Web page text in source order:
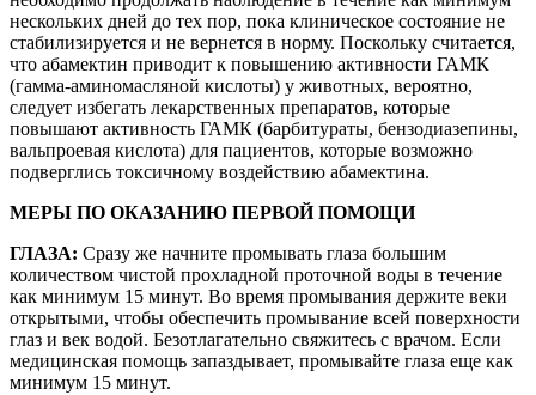
нескольких дней до тех пор, пока клиническое состояние не
стабилизируется и не вернется в норму. Поскольку считается,
что абамектин приводит к повышению активности ГАМК
(гамма-аминомасляной кислоты) у животных, вероятно,
следует избегать лекарственных препаратов, которые
повышают активность ГАМК (барбитураты, бензодиазепины,
вальпроевая кислота) для пациентов, которые возможно
подверглись токсичному воздействию абамектина.
МЕРЫ ПО ОКАЗАНИЮ ПЕРВОЙ ПОМОЩИ
ГЛАЗА: Сразу же начните промывать глаза большим
количеством чистой прохладной проточной воды в течение
как минимум 15 минут. Во время промывания держите веки
открытыми, чтобы обеспечить промывание всей поверхности
глаз и век водой. Безотлагательно свяжитесь с врачом. Если
медицинская помощь запаздывает, промывайте глаза еще как
минимум 15 минут.